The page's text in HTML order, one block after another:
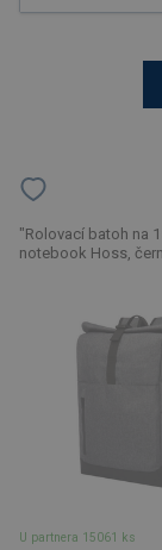
"Rolovací batoh na
notebook Hoss,
U partnera 15061 ks